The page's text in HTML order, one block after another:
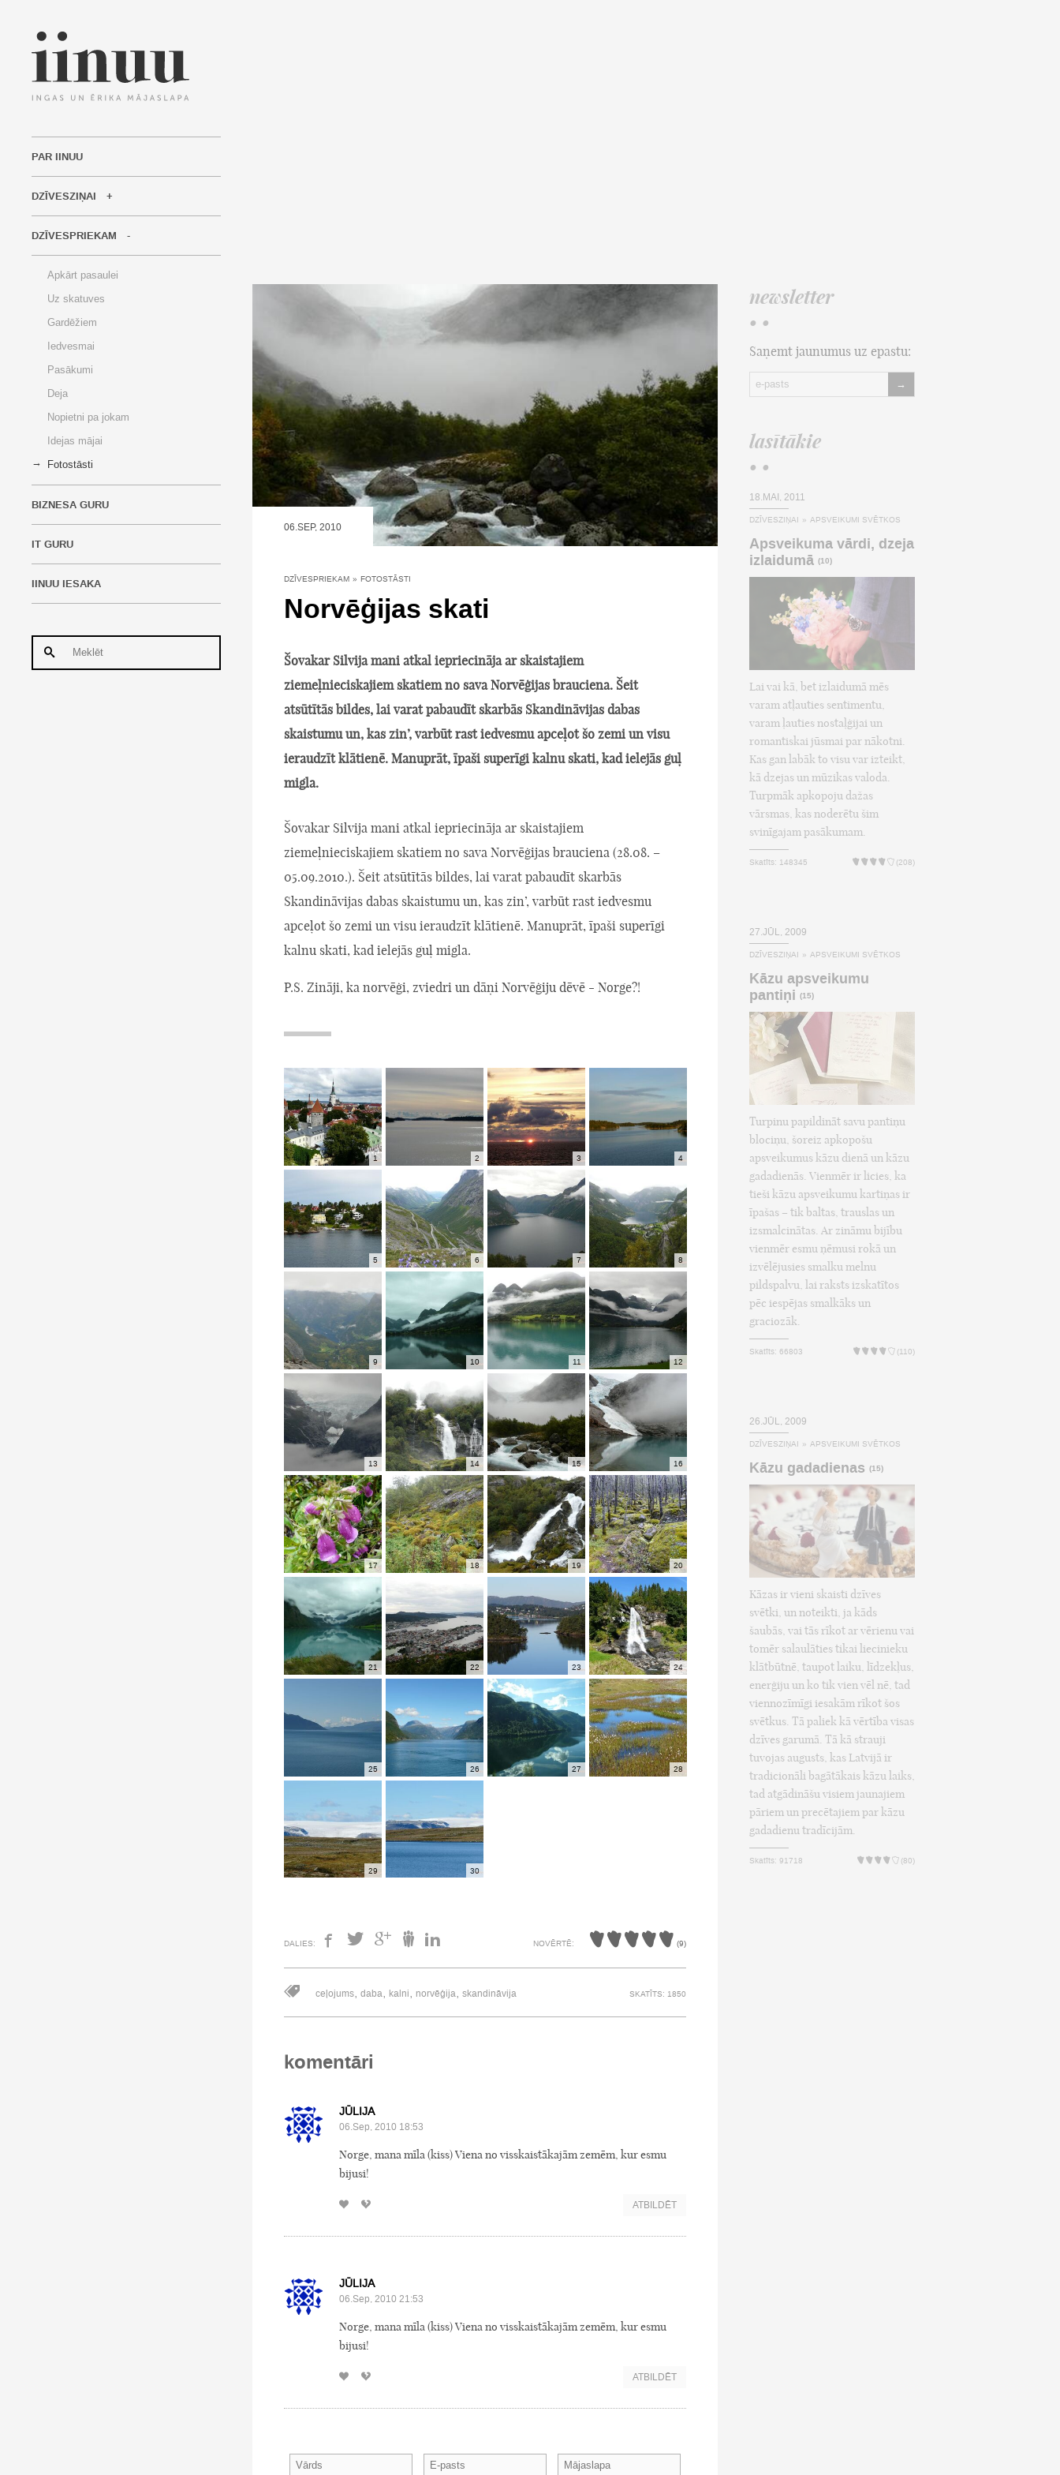
PAR IINUU
DZĪVESZIŅAI
DZĪVESPRIEKAM
Apkārt pasaulei
Uz skatuves
Gardēžiem
Iedvesmai
Pasākumi
Deja
Nopietni pa jokam
Idejas mājai
Fotostāsti
BIZNESA GURU
IT GURU
IINUU IESAKA
06.SEP, 2010
DZĪVESPRIEKAM » FOTOSTĀSTI
Norvēģijas skati
Šovakar Silvija mani atkal iepriecināja ar skaistajiem
ziemeļnieciskajiem skatiem no sava Norvēģijas brauciena. Šeit
atsūtītās bildes, lai varat pabaudīt skarbās Skandināvijas dabas
skaistumu un, kas zin’, varbūt rast iedvesmu apceļot šo zemi un visu
ieraudzīt klātienē. Manuprāt, īpaši superīgi kalnu skati, kad ielejās guļ
migla.
Šovakar Silvija mani atkal iepriecināja ar skaistajiem
ziemeļnieciskajiem skatiem no sava Norvēģijas brauciena (28.08. –
05.09.2010.). Šeit atsūtītās bildes, lai varat pabaudīt skarbās
Skandināvijas dabas skaistumu un, kas zin’, varbūt rast iedvesmu
apceļot šo zemi un visu ieraudzīt klātienē. Manuprāt, īpaši superīgi
kalnu skati, kad ielejās guļ migla.
P.S. Zināji, ka norvēģi, zviedri un dāņi Norvēģiju dēvē - Norge?!
1 2 3 4
5 6 7 8
9 10 11 12
13 14 15 16
17 18 19 20
21 22 23 24
25 26 27 28
29 30
DALIES: NOVĒRTĒ: (9)
ceļojums, daba, kalni, norvēģija, skandināvija SKATĪTS: 1850
komentāri
JŪLIJA
06.Sep, 2010 18:53
Norge, mana mīla (kiss) Viena no visskaistākajām zemēm, kur esmu
bijusi!
ATBILDĒT
JŪLIJA
06.Sep, 2010 21:53
Norge, mana mīla (kiss) Viena no visskaistākajām zemēm, kur esmu
bijusi!
ATBILDĒT
newsletter
• •
Saņemt jaunumus uz epastu:
→
lasītākie
• •
18.MAI, 2011
DZĪVESZIŅAI » APSVEIKUMI SVĒTKOS
Apsveikuma vārdi, dzeja
izlaidumā (10)
Lai vai kā, bet izlaidumā mēs
varam atļauties sentimentu,
varam ļauties nostaļģijai un
romantiskai jūsmai par nākotni.
Kas gan labāk to visu var izteikt,
kā dzejas un mūzikas valoda.
Turpmāk apkopoju dažas
vārsmas, kas noderētu šim
svinīgajam pasākumam.
Skatīts: 148345 (208)
27.JŪL, 2009
DZĪVESZIŅAI » APSVEIKUMI SVĒTKOS
Kāzu apsveikumu
pantiņi (15)
Turpinu papildināt savu pantiņu
blociņu, šoreiz apkopošu
apsveikumus kāzu dienā un kāzu
gadadienās. Vienmēr ir licies, ka
tieši kāzu apsveikumu kartiņas ir
īpašas – tik baltas, trauslas un
izsmalcinātas. Ar zināmu bijību
vienmēr esmu ņēmusi rokā un
izvēlējusies smalku melnu
pildspalvu, lai raksts izskatītos
pēc iespējas smalkāks un
graciozāk.
Skatīts: 66803 (110)
26.JŪL, 2009
DZĪVESZIŅAI » APSVEIKUMI SVĒTKOS
Kāzu gadadienas (15)
Kāzas ir vieni skaisti dzīves
svētki, un noteikti, ja kāds
šaubās, vai tās rīkot ar vērienu vai
tomēr salaulāties tikai liecinieku
klātbūtnē, taupot laiku, līdzekļus,
enerģiju un ko tik vien vēl nē, tad
viennozīmīgi iesakām rīkot šos
svētkus. Tā paliek kā vērtība visas
dzīves garumā. Tā kā strauji
tuvojas augusts, kas Latvijā ir
tradicionāli bagātākais kāzu laiks,
tad atgādināšu visiem jaunajiem
pāriem un precētajiem par kāzu
gadadienu tradīcijām.
Skatīts: 91718 (80)